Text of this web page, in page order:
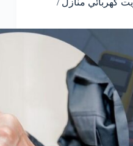
كهربائي منازل /